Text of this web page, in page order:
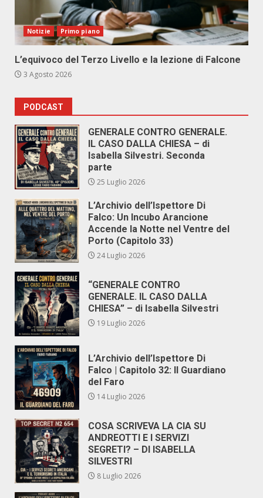
Notizie Primo piano
L’equivoco del Terzo Livello e la lezione di Falcone
3 Agosto 2026
PODCAST
GENERALE CONTRO GENERALE.
IL CASO DALLA CHIESA – di
Isabella Silvestri. Seconda
parte
25 Luglio 2026
L’Archivio dell’Ispettore Di
Falco: Un Incubo Arancione
Accende la Notte nel Ventre del
Porto (Capitolo 33)
24 Luglio 2026
“GENERALE CONTRO
GENERALE. IL CASO DALLA
CHIESA” – di Isabella Silvestri
19 Luglio 2026
L’Archivio dell’Ispettore Di
Falco | Capitolo 32: Il Guardiano
del Faro
14 Luglio 2026
COSA SCRIVEVA LA CIA SU
ANDREOTTI E I SERVIZI
SEGRETI? – DI ISABELLA
SILVESTRI
8 Luglio 2026